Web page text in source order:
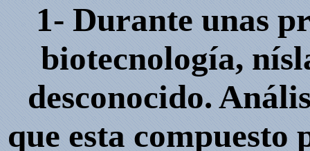
1- Durante unas
biotecnología,
desconocido.
que esta compuesto